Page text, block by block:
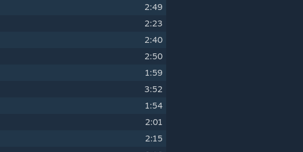
2:49
2:23
2:40
2:50
1:59
3:52
1:54
2:01
2:15